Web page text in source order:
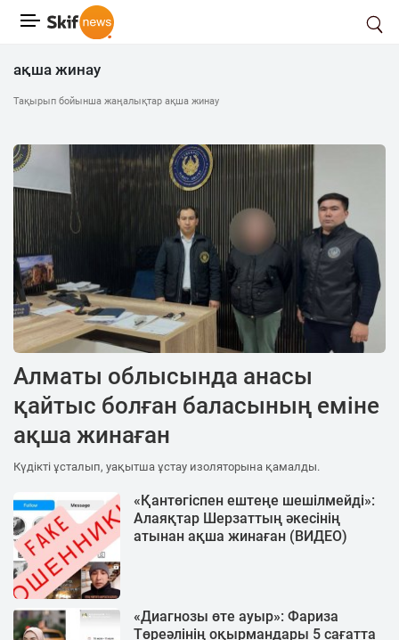
ақша жинау
Тақырып бойынша жаңалықтар ақша жинау
Алматы облысында анасы
қайтыс болған баласының еміне
ақша жинаған
Күдікті ұсталып, уақытша ұстау изоляторына қамалды.
«Қантөгіспен ештеңе шешілмейді»:
Алаяқтар Шерзаттың әкесінің
атынан ақша жинаған (ВИДЕО)
«Диагнозы өте ауыр»: Фариза
Төреәлінің оқырмандары 5 сағатта